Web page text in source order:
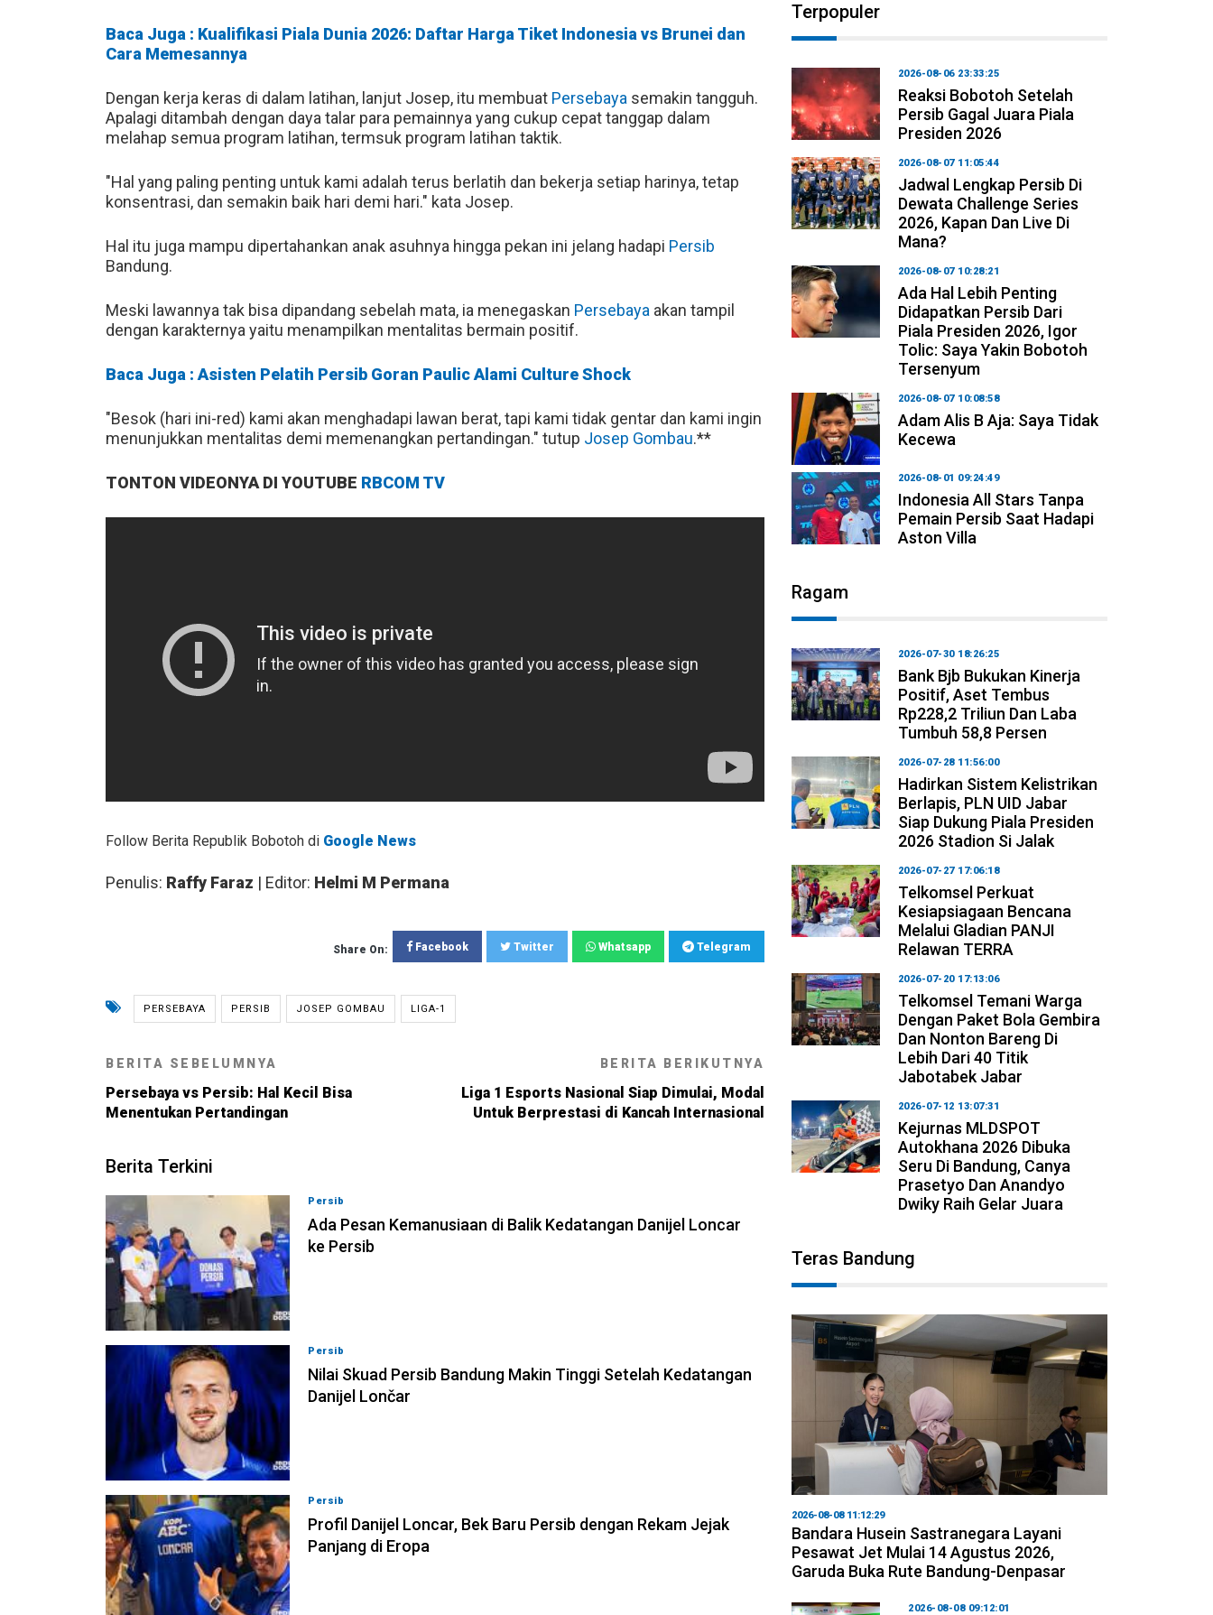
Baca Juga : Kualifikasi Piala Dunia 2026: Daftar Harga Tiket Indonesia vs Brunei dan
Cara Memesannya
Dengan kerja keras di dalam latihan, lanjut Josep, itu membuat Persebaya semakin tangguh.
Apalagi ditambah dengan daya talar para pemainnya yang cukup cepat tanggap dalam
melahap semua program latihan, termsuk program latihan taktik.
"Hal yang paling penting untuk kami adalah terus berlatih dan bekerja setiap harinya, tetap
konsentrasi, dan semakin baik hari demi hari." kata Josep.
Hal itu juga mampu dipertahankan anak asuhnya hingga pekan ini jelang hadapi Persib
Bandung.
Meski lawannya tak bisa dipandang sebelah mata, ia menegaskan Persebaya akan tampil
dengan karakternya yaitu menampilkan mentalitas bermain positif.
Baca Juga : Asisten Pelatih Persib Goran Paulic Alami Culture Shock
"Besok (hari ini-red) kami akan menghadapi lawan berat, tapi kami tidak gentar dan kami ingin
menunjukkan mentalitas demi memenangkan pertandingan." tutup Josep Gombau.**
TONTON VIDEONYA DI YOUTUBE RBCOM TV
Follow Berita Republik Bobotoh di Google News
Penulis: Raffy Faraz | Editor: Helmi M Permana
Share On: Facebook Twitter Whatsapp Telegram
PERSEBAYA PERSIB JOSEP GOMBAU LIGA-1
BERITA SEBELUMNYA
Persebaya vs Persib: Hal Kecil Bisa
Menentukan Pertandingan
BERITA BERIKUTNYA
Liga 1 Esports Nasional Siap Dimulai, Modal
Untuk Berprestasi di Kancah Internasional
Berita Terkini
Persib
Ada Pesan Kemanusiaan di Balik Kedatangan Danijel Loncar
ke Persib
Persib
Nilai Skuad Persib Bandung Makin Tinggi Setelah Kedatangan
Danijel Lončar
Persib
Profil Danijel Loncar, Bek Baru Persib dengan Rekam Jejak
Panjang di Eropa
Terpopuler
2026-08-06 23:33:25
Reaksi Bobotoh Setelah
Persib Gagal Juara Piala
Presiden 2026
2026-08-07 11:05:44
Jadwal Lengkap Persib Di
Dewata Challenge Series
2026, Kapan Dan Live Di
Mana?
2026-08-07 10:28:21
Ada Hal Lebih Penting
Didapatkan Persib Dari
Piala Presiden 2026, Igor
Tolic: Saya Yakin Bobotoh
Tersenyum
2026-08-07 10:08:58
Adam Alis B Aja: Saya Tidak
Kecewa
2026-08-01 09:24:49
Indonesia All Stars Tanpa
Pemain Persib Saat Hadapi
Aston Villa
Ragam
2026-07-30 18:26:25
Bank Bjb Bukukan Kinerja
Positif, Aset Tembus
Rp228,2 Triliun Dan Laba
Tumbuh 58,8 Persen
2026-07-28 11:56:00
Hadirkan Sistem Kelistrikan
Berlapis, PLN UID Jabar
Siap Dukung Piala Presiden
2026 Stadion Si Jalak
2026-07-27 17:06:18
Telkomsel Perkuat
Kesiapsiagaan Bencana
Melalui Gladian PANJI
Relawan TERRA
2026-07-20 17:13:06
Telkomsel Temani Warga
Dengan Paket Bola Gembira
Dan Nonton Bareng Di
Lebih Dari 40 Titik
Jabotabek Jabar
2026-07-12 13:07:31
Kejurnas MLDSPOT
Autokhana 2026 Dibuka
Seru Di Bandung, Canya
Prasetyo Dan Anandyo
Dwiky Raih Gelar Juara
Teras Bandung
2026-08-08 11:12:29
Bandara Husein Sastranegara Layani
Pesawat Jet Mulai 14 Agustus 2026,
Garuda Buka Rute Bandung-Denpasar
2026-08-08 09:12:01